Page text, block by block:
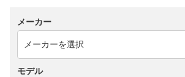
メーカー
モデル